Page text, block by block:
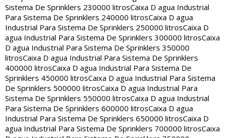
Sistema De Sprinklers 230000 litrosCaixa D agua Industrial
Para Sistema De Sprinklers 240000 litrosCaixa D agua
Industrial Para Sistema De Sprinklers 250000 litrosCaixa D
agua Industrial Para Sistema De Sprinklers 300000 litrosCaixa
D agua Industrial Para Sistema De Sprinklers 350000
litrosCaixa D agua Industrial Para Sistema De Sprinklers
400000 litrosCaixa D agua Industrial Para Sistema De
Sprinklers 450000 litrosCaixa D agua Industrial Para Sistema
De Sprinklers 500000 litrosCaixa D agua Industrial Para
Sistema De Sprinklers 550000 litrosCaixa D agua Industrial
Para Sistema De Sprinklers 600000 litrosCaixa D agua
Industrial Para Sistema De Sprinklers 650000 litrosCaixa D
agua Industrial Para Sistema De Sprinklers 700000 litrosCaixa